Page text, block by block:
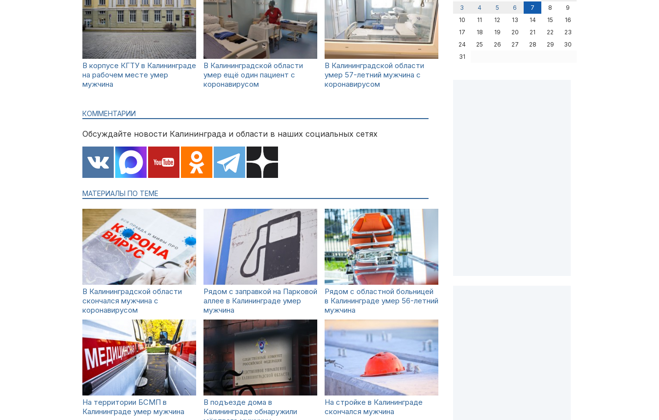
В корпусе КГТУ в Калининграде
на рабочем месте умер
мужчина
В Калининградской области
умер ещё один пациент с
коронавирусом
В Калининградской области
умер 57-летний мужчина с
коронавирусом
КОММЕНТАРИИ
Обсуждайте новости Калининграда и области в наших социальных сетях
МАТЕРИАЛЫ ПО ТЕМЕ
В Калининградской области
скончался мужчина с
коронавирусом
Рядом с заправкой на Парковой
аллее в Калининграде умер
мужчина
Рядом с областной больницей
в Калининграде умер 56-летний
мужчина
На территории БСМП в
Калининграде умер мужчина
В подъезде дома в
Калининграде обнаружили
На стройке в Калининграде
скончался мужчина
3
4 5 6 7 8
9
10
11 12 13 14 15
16
17
18 19 20 21 22
23
24
25 26 27 28 29
30
31